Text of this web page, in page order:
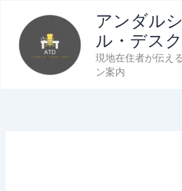
アンダル
ル・デスク
現地在住者が伝え
ン案内